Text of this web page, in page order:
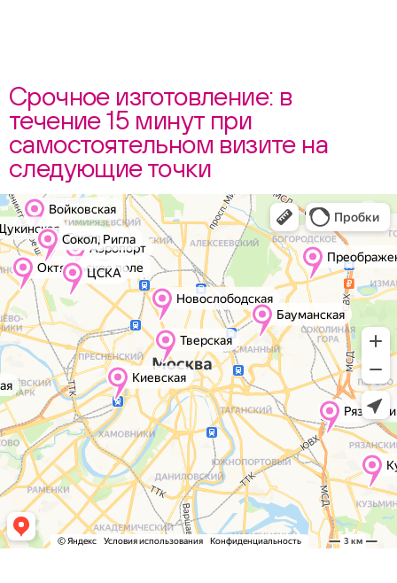
Срочное изготовление: в
течение 15 минут при
самостоятельном визите на
следующие точки